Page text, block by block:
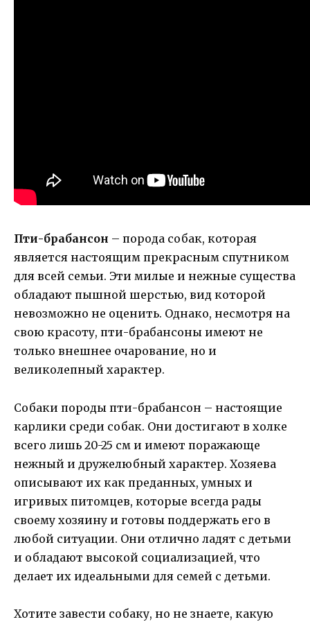
Пти-брабансон – порода собак, которая
является настоящим прекрасным спутником
для всей семьи. Эти милые и нежные существа
обладают пышной шерстью, вид которой
невозможно не оценить. Однако, несмотря на
свою красоту, пти-брабансоны имеют не
только внешнее очарование, но и
великолепный характер.
Собаки породы пти-брабансон – настоящие
карлики среди собак. Они достигают в холке
всего лишь 20-25 см и имеют поражающе
нежный и дружелюбный характер. Хозяева
описывают их как преданных, умных и
игривых питомцев, которые всегда рады
своему хозяину и готовы поддержать его в
любой ситуации. Они отлично ладят с детьми
и обладают высокой социализацией, что
делает их идеальными для семей с детьми.
Хотите завести собаку, но не знаете, какую